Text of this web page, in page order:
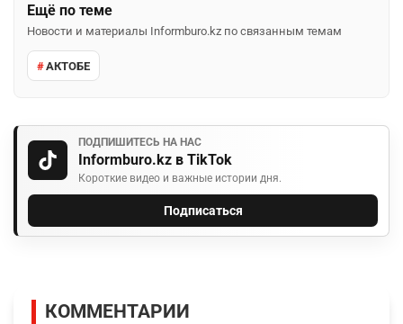
Ещё по теме
Новости и материалы Informburo.kz по связанным темам
АКТОБЕ
ПОДПИШИТЕСЬ НА НАС
Informburo.kz в TikTok
Короткие видео и важные истории дня.
Подписаться
КОММЕНТАРИИ